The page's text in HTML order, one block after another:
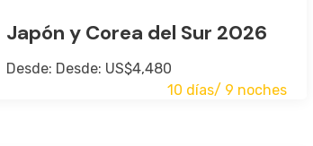
Japón y Corea del Sur 2026
Desde: Desde: US$4,480
10 días/ 9 noches